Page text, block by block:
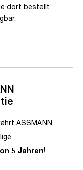
dort bestellt
ASSMANN
5 Jahren!